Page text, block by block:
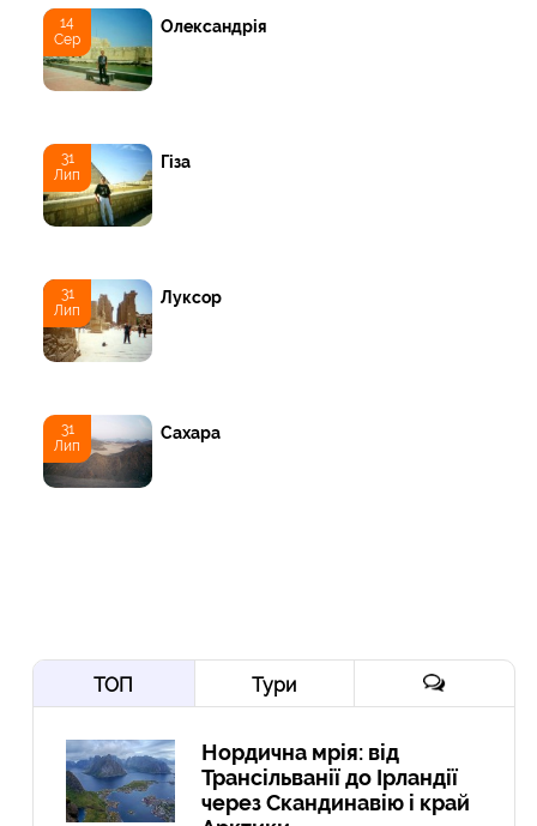
14
Сер
Олександрія
31
Лип
Гіза
31
Лип
Луксор
31
Лип
Сахара
ТОП Тури
Нордична мрія: від
Трансільванії до Ірландії
через Скандинавію і край